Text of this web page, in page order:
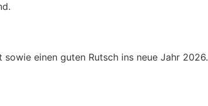
einen guten Rutsch ins neue Jahr 2026.